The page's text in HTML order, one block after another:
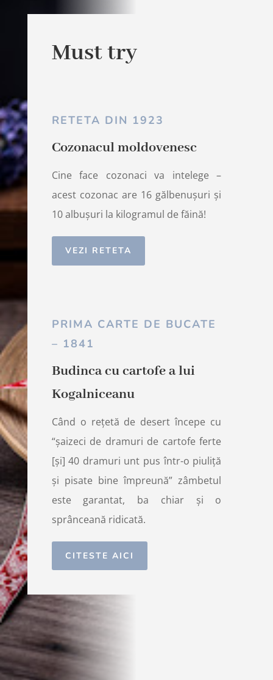
Must try
RETETA DIN 1923
Cozonacul moldovenesc
Cine face cozonaci va intelege –
acest cozonac are 16 gălbenușuri și
10 albușuri la kilogramul de făină!
VEZI RETETA
PRIMA CARTE DE BUCATE
– 1841
Budinca cu cartofe a lui
Kogalniceanu
Când o rețetă de desert începe cu
“șaizeci de dramuri de cartofe ferte
[și] 40 dramuri unt pus într-o piuliță
și pisate bine împreună” zâmbetul
este garantat, ba chiar și o
sprânceană ridicată.
CITESTE AICI